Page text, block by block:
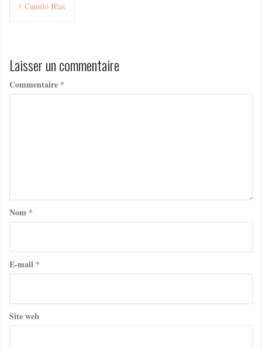
Camilo Blas
Laisser un commentaire
Commentaire *
Nom *
E-mail *
Site web